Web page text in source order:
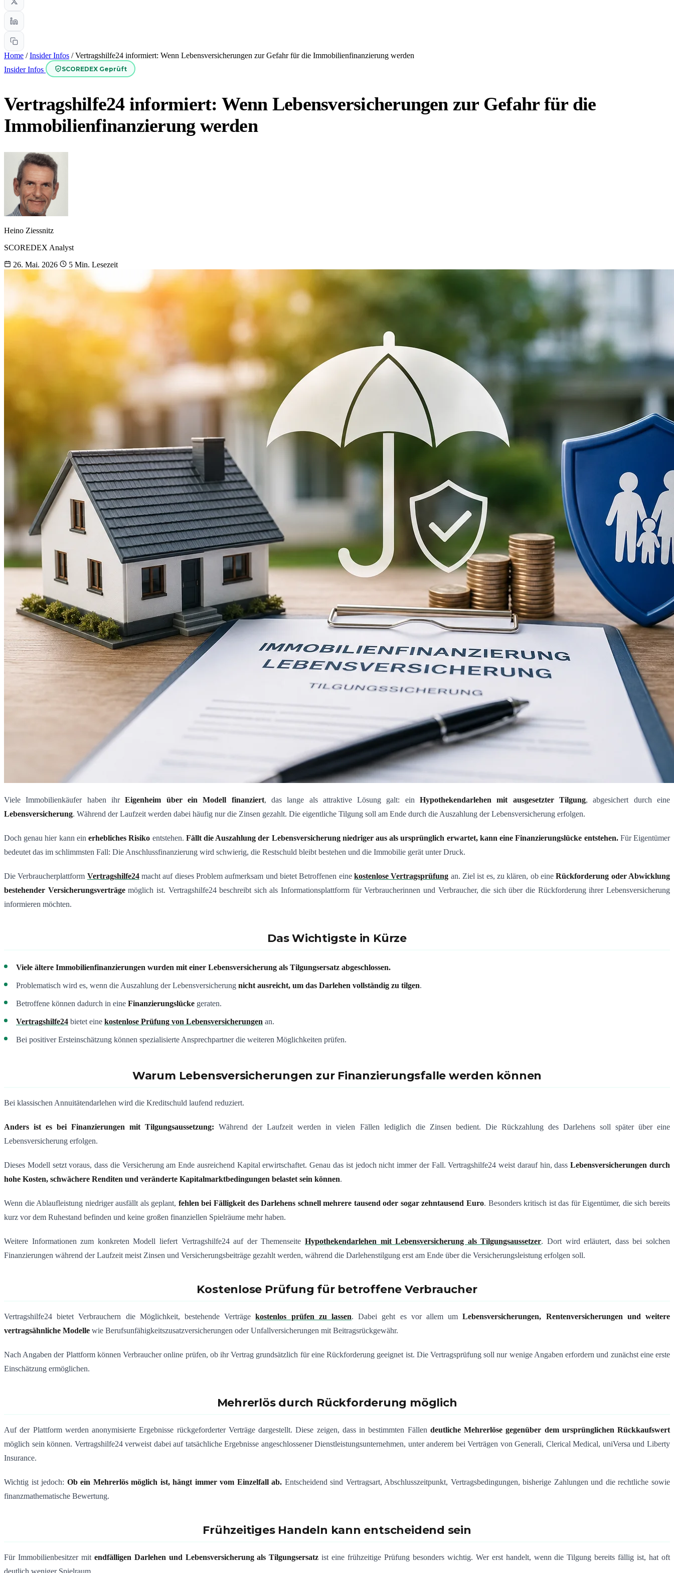
Home / Insider Infos / Vertragshilfe24 informiert: Wenn Lebensversicherungen zur Gefahr für die Immobilienfinanzierung werden
Insider Infos
SCOREDEX Geprüft
Vertragshilfe24 informiert: Wenn Lebensversicherungen zur Gefahr für die
Immobilienfinanzierung werden
Heino Ziessnitz
SCOREDEX Analyst
26. Mai. 2026
5 Min. Lesezeit
Viele Immobilienkäufer haben ihrEigenheim über ein Modell finanziert, das lange als attraktive Lösung galt: einHypothekendarlehen mit ausgesetzter Tilgung, abgesichert durch eine
Lebensversicherung. Während der Laufzeit werden dabei häufig nur die Zinsen gezahlt. Die eigentliche Tilgung soll am Ende durch die Auszahlung der Lebensversicherung erfolgen.
Doch genau hier kann einerhebliches Risiko entstehen. Fällt die Auszahlung der Lebensversicherung niedriger aus als ursprünglich erwartet, kann eine Finanzierungslücke entstehen.Für Eigentümer
bedeutet das im schlimmsten Fall: Die Anschlussfinanzierung wird schwierig, die Restschuld bleibt bestehen und die Immobilie gerät unter Druck.
Die Verbraucherplattform Vertragshilfe24macht auf dieses Problem aufmerksam und bietet Betroffenen einekostenlose Vertragsprüfung an. Ziel ist es, zu klären, ob eineRückforderung oder Abwicklung
bestehender Versicherungsverträgemöglich ist. Vertragshilfe24 beschreibt sich als Informationsplattform für Verbraucherinnen und Verbraucher, die sich über die Rückforderung ihrer Lebensversicherung
informieren möchten.
Das Wichtigste in Kürze
Viele ältere Immobilienfinanzierungen wurden mit einer Lebensversicherung als Tilgungsersatz abgeschlossen.
Problematisch wird es, wenn die Auszahlung der Lebensversicherung nicht ausreicht, um das Darlehen vollständig zu tilgen.
Betroffene können dadurch in eine Finanzierungslücke geraten.
Vertragshilfe24 bietet eine kostenlose Prüfung von Lebensversicherungen an.
Bei positiver Ersteinschätzung können spezialisierte Ansprechpartner die weiteren Möglichkeiten prüfen.
Warum Lebensversicherungen zur Finanzierungsfalle werden können
Bei klassischen Annuitätendarlehen wird die Kreditschuld laufend reduziert.
Anders ist es bei Finanzierungen mit Tilgungsaussetzung: Während der Laufzeit werden in vielen Fällen lediglich die Zinsen bedient. Die Rückzahlung des Darlehens soll später über eine
Lebensversicherung erfolgen.
Dieses Modell setzt voraus, dass die Versicherung am Ende ausreichend Kapital erwirtschaftet. Genau das ist jedoch nicht immer der Fall. Vertragshilfe24 weist darauf hin, dassLebensversicherungen durch
hohe Kosten, schwächere Renditen und veränderte Kapitalmarktbedingungen belastet sein können.
Wenn die Ablaufleistung niedriger ausfällt als geplant, fehlen bei Fälligkeit des Darlehens schnell mehrere tausend oder sogar zehntausend Euro. Besonders kritisch ist das für Eigentümer, die sich bereits
kurz vor dem Ruhestand befinden und keine großen finanziellen Spielräume mehr haben.
Weitere Informationen zum konkreten Modell liefert Vertragshilfe24 auf der Themenseite Hypothekendarlehen mit Lebensversicherung als Tilgungsaussetzer. Dort wird erläutert, dass bei solchen
Finanzierungen während der Laufzeit meist Zinsen und Versicherungsbeiträge gezahlt werden, während die Darlehenstilgung erst am Ende über die Versicherungsleistung erfolgen soll.
Kostenlose Prüfung für betroffene Verbraucher
Vertragshilfe24 bietet Verbrauchern die Möglichkeit, bestehende Verträgekostenlos prüfen zu lassen. Dabei geht es vor allem umLebensversicherungen, Rentenversicherungen und weitere
vertragsähnliche Modelle wie Berufsunfähigkeitszusatzversicherungen oder Unfallversicherungen mit Beitragsrückgewähr.
Nach Angaben der Plattform können Verbraucher online prüfen, ob ihr Vertrag grundsätzlich für eine Rückforderung geeignet ist. Die Vertragsprüfung soll nur wenige Angaben erfordern und zunächst eine erste
Einschätzung ermöglichen.
Mehrerlös durch Rückforderung möglich
Auf der Plattform werden anonymisierte Ergebnisse rückgeforderter Verträge dargestellt. Diese zeigen, dass in bestimmten Fällen deutliche Mehrerlöse gegenüber dem ursprünglichen Rückkaufswert
möglich sein können. Vertragshilfe24 verweist dabei auf tatsächliche Ergebnisse angeschlossener Dienstleistungsunternehmen, unter anderem bei Verträgen von Generali, Clerical Medical, uniVersa und Liberty
Insurance.
Wichtig ist jedoch: Ob ein Mehrerlös möglich ist, hängt immer vom Einzelfall ab. Entscheidend sind Vertragsart, Abschlusszeitpunkt, Vertragsbedingungen, bisherige Zahlungen und die rechtliche sowie
finanzmathematische Bewertung.
Frühzeitiges Handeln kann entscheidend sein
Für Immobilienbesitzer mit endfälligen Darlehen und Lebensversicherung als Tilgungsersatz ist eine frühzeitige Prüfung besonders wichtig. Wer erst handelt, wenn die Tilgung bereits fällig ist, hat oft
deutlich weniger Spielraum.